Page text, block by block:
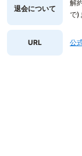
退会について
解
で)
URL 公